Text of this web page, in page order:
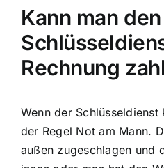
Kann man den
Rechnung
Wenn der
der Regel Not am Mann.
außen zugeschlagen und